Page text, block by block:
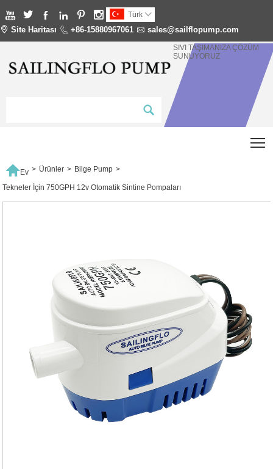
      Türk 
 Site Haritası  +86-15880967061  sales@sailflopump.com
SIVI TAŞIMANIZA ÇÖZÜM
SUNUYORUZ
Ev > Ürünler > Bilge Pump >
Tekneler İçin 750GPH 12v Otomatik Sintine Pompaları